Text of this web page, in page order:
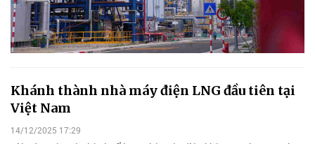
Khánh thành nhà máy điện LNG đầu tiên tại
Việt Nam
14/12/2025 17:29